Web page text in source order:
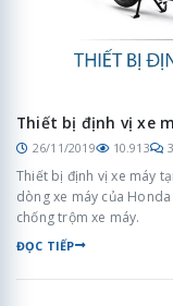
Thiết bị định vị xe
26/11/2019 10.913
Thiết bị định vị xe máy
dòng xe máy của
chống trộm xe máy.
ĐỌC TIẾP